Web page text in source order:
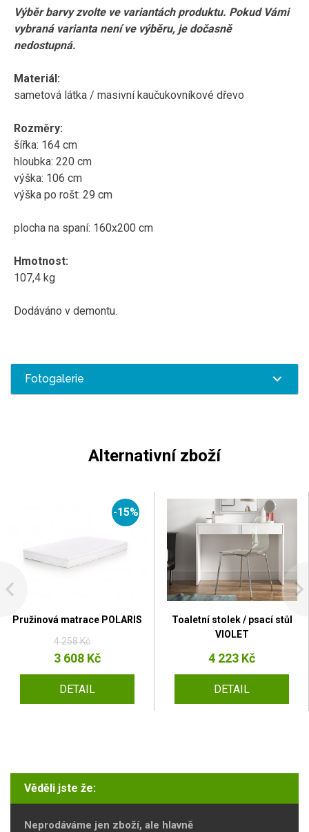
Výběr barvy zvolte ve variantách produktu. Pokud Vámi
vybraná varianta není ve výběru, je dočasně
nedostupná.
Materiál:
sametová látka / masivní kaučukovníkové dřevo
Rozměry:
šířka: 164 cm
hloubka: 220 cm
výška: 106 cm
výška po rošt: 29 cm
plocha na spaní: 160x200 cm
Hmotnost:
107,4 kg
Dodáváno v demontu.
Fotogalerie
Alternativní zboží
-15%
Pružinová matrace POLARIS
4 258 Kč
3 608 Kč
DETAIL
Toaletní stolek / psací stůl
VIOLET
4 223 Kč
DETAIL
Věděli jste že:
Neprodáváme jen zboží, ale hlavně